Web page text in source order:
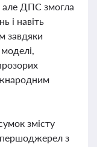
але ДПС змогла
і навіть
завдяки
змісту
першоджерел з